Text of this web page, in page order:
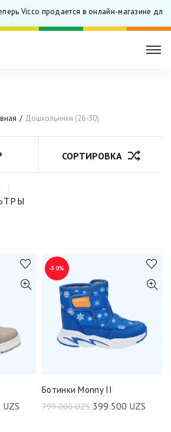
Vicco продается в онлайн-магазине для
Дошкольники (26-30)
СОРТИРОВКА
UZS
-50%
Ботинки Monny II
799 000UZS 399 500 UZS